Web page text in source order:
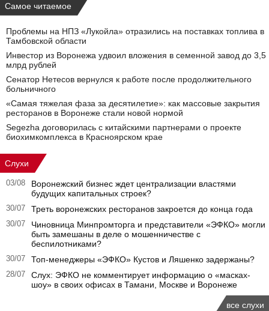
Самое читаемое
Проблемы на НПЗ «Лукойла» отразились на поставках топлива в
Тамбовской области
Инвестор из Воронежа удвоил вложения в семенной завод до 3,5
млрд рублей
Сенатор Нетесов вернулся к работе после продолжительного
больничного
«Самая тяжелая фаза за десятилетие»: как массовые закрытия
ресторанов в Воронеже стали новой нормой
Segezha договорилась с китайскими партнерами о проекте
биохимкомплекса в Красноярском крае
Слухи
03/08
Воронежский бизнес ждет централизации властями
будущих капитальных строек?
30/07 Треть воронежских ресторанов закроется до конца года
30/07
Чиновница Минпромторга и представители «ЭФКО» могли
быть замешаны в деле о мошенничестве с
беспилотниками?
30/07 Топ-менеджеры «ЭФКО» Кустов и Ляшенко задержаны?
28/07
Слух: ЭФКО не комментирует информацию о «масках-
шоу» в своих офисах в Тамани, Москве и Воронеже
все слухи